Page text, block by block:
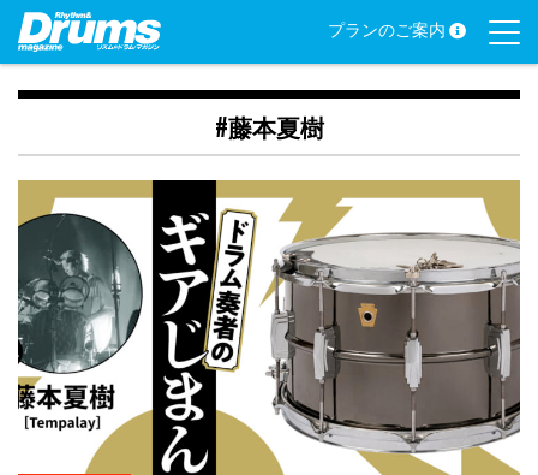
Skip
content
プランのご案内
#藤本夏樹